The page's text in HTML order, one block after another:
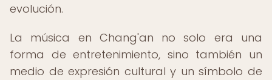
evolución.
La música en Chang'an no solo era una
forma de entretenimiento, sino también un
medio de expresión cultural y un símbolo de